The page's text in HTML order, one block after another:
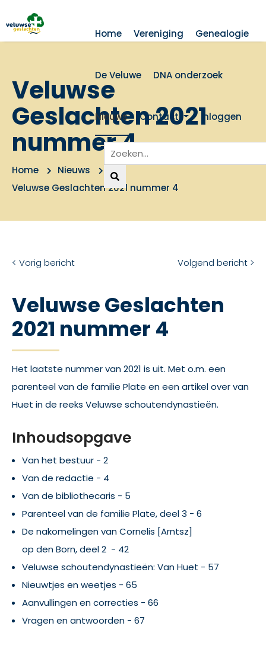
Home Vereniging Genealogie
De Veluwe DNA onderzoek
Nieuws Contact Inloggen
Veluwse
Geslachten 2021
nummer 4
Home
Nieuws
Veluwse Geslachten 2021 nummer 4
< Vorig bericht Volgend bericht >
Veluwse Geslachten
2021 nummer 4
Het laatste nummer van 2021 is uit. Met o.m. een
parenteel van de familie Plate en een artikel over van
Huet in de reeks Veluwse schoutendynastieën.
Inhoudsopgave
Van het bestuur - 2
Van de redactie - 4
Van de bibliothecaris - 5
Parenteel van de familie Plate, deel 3 - 6
De nakomelingen van Cornelis [Arntsz]
op den Born, deel 2 - 42
Veluwse schoutendynastieën: Van Huet - 57
Nieuwtjes en weetjes - 65
Aanvullingen en correcties - 66
Vragen en antwoorden - 67